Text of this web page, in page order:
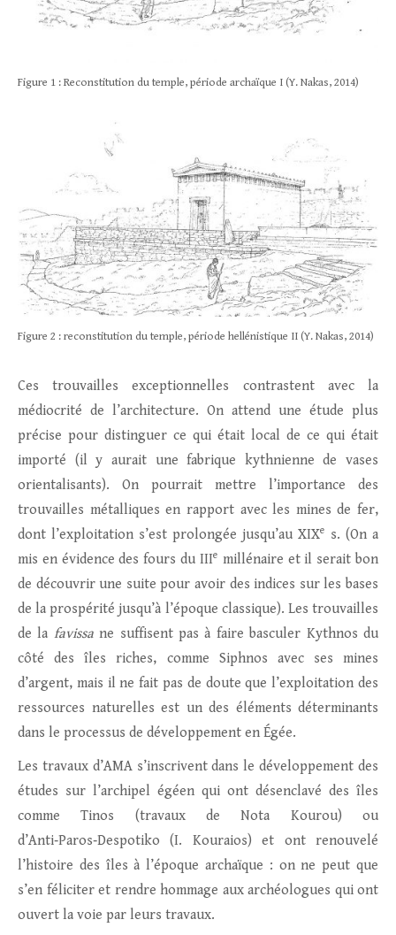
Figure 1 : Reconstitution du temple, période archaïque I (Y. Nakas, 2014)
Figure 2 : reconstitution du temple, période hellénistique II (Y. Nakas, 2014)
Ces trouvailles exceptionnelles contrastent avec la
médiocrité de l’architecture. On attend une étude plus
précise pour distinguer ce qui était local de ce qui était
importé (il y aurait une fabrique kythnienne de vases
orientalisants). On pourrait mettre l’importance des
trouvailles métalliques en rapport avec les mines de fer,
dont l’exploitation s’est prolongée jusqu’au XIXe
s. (On a
mis en évidence des fours du IIIe millénaire et il serait bon
de découvrir une suite pour avoir des indices sur les bases
de la prospérité jusqu’à l’époque classique). Les trouvailles
de la favissane suffisent pas à faire basculer Kythnos du
côté des îles riches, comme Siphnos avec ses mines
d’argent, mais il ne fait pas de doute que l’exploitation des
ressources naturelles est un des éléments déterminants
dans le processus de développement en Égée.
Les travaux d’AMA s’inscrivent dans le développement des
études sur l’archipel égéen qui ont désenclavé des îles
comme Tinos (travaux de Nota Kourou) ou
d’Anti‑Paros‑Despotiko (I. Kouraios) et ont renouvelé
l’histoire des îles à l’époque archaïque : on ne peut que
s’en féliciter et rendre hommage aux archéologues qui ont
ouvert la voie par leurs travaux.